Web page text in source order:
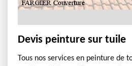
Devis peinture sur tuile
Tous nos services en peinture de